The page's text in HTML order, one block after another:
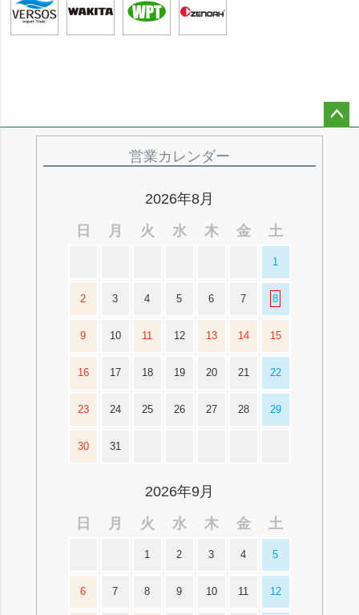
営業カレンダー
2026年8月
日
月 火 水 木 金 土
1
2 3 4 5 6 7 8
9 10 11 12 13 14 15
16 17 18 19 20 21 22
23 24 25 26 27 28 29
30 31
2026年9月
日
月 火 水 木 金 土
1 2 3 4 5
6 7 8 9 10 11 12